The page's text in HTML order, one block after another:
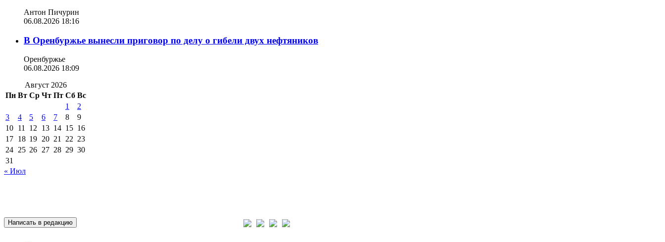
Антон Пичурин
06.08.2026 18:16
В Оренбуржье вынесли приговор по делу о гибели двух нефтяников
Оренбуржье
06.08.2026 18:09
Август 2026
Пн Вт Ср Чт Пт Сб Вс
1
2
3
4 5 6 7 8
9
10 11 12 13 14 15 16
17 18 19 20 21 22 23
24 25 26 27 28 29 30
31
« Июл
Написать в редакцию